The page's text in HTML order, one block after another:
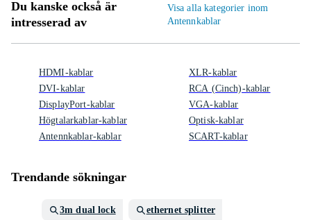
Du kanske också är
intresserad av
Visa alla kategorier inom
Antennkablar
HDMI-kablar
DVI-kablar
DisplayPort-kablar
Högtalarkablar-kablar
Antennkablar-kablar
XLR-kablar
RCA (Cinch)-kablar
VGA-kablar
Optisk-kablar
SCART-kablar
Trendande sökningar
3m dual lock ethernet splitter